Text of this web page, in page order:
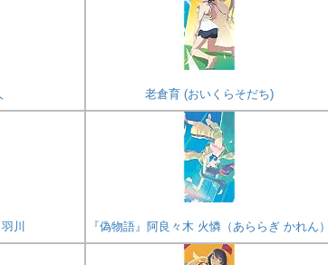
老倉育 (おいくらそだち)
川 『偽物語』阿良々木 火憐（あららぎ かれん）